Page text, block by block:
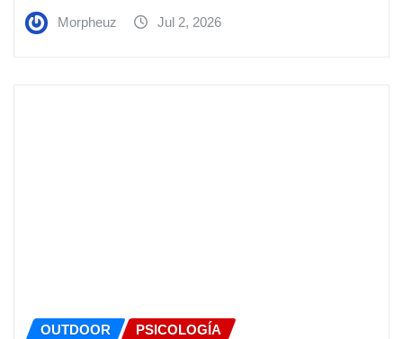
Morpheuz Jul 2, 2026
OUTDOOR PSICOLOGÍA